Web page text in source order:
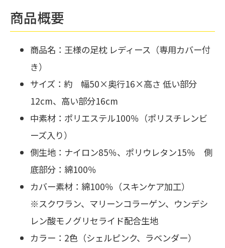
商品概要
商品名：王様の足枕 レディース（専用カバー付
き）
サイズ：約 幅50×奥行16×高さ 低い部分
12cm、高い部分16cm
中素材：ポリエステル100％（ポリスチレンビ
ーズ入り）
側生地：ナイロン85％、ポリウレタン15％ 側
底部分：綿100％
カバー素材：綿100％（スキンケア加工）
※スクワラン、マリーンコラーゲン、ウンデシ
レン酸モノグリセライド配合生地
カラー：2色（シェルピンク、ラベンダー）